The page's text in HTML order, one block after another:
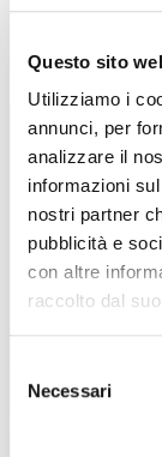
Questo sito
Utilizziamo i
annunci, per
analizzare il
informazioni
nostri partner
pubblicità e
con altre
raccolto dal
delNecessari
contenuto di
energetico e nel